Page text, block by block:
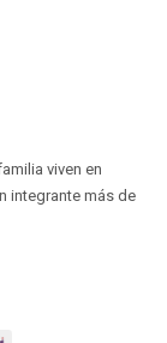
viven en
integrante más de